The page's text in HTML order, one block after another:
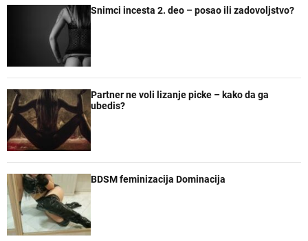
Snimci incesta 2. deo – posao ili zadovoljstvo?
Partner ne voli lizanje picke – kako da ga
ubedis?
BDSM feminizacija Dominacija